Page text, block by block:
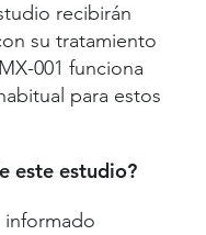
recibirán
su tratamiento
001 funciona
para estos
este estudio?
informado